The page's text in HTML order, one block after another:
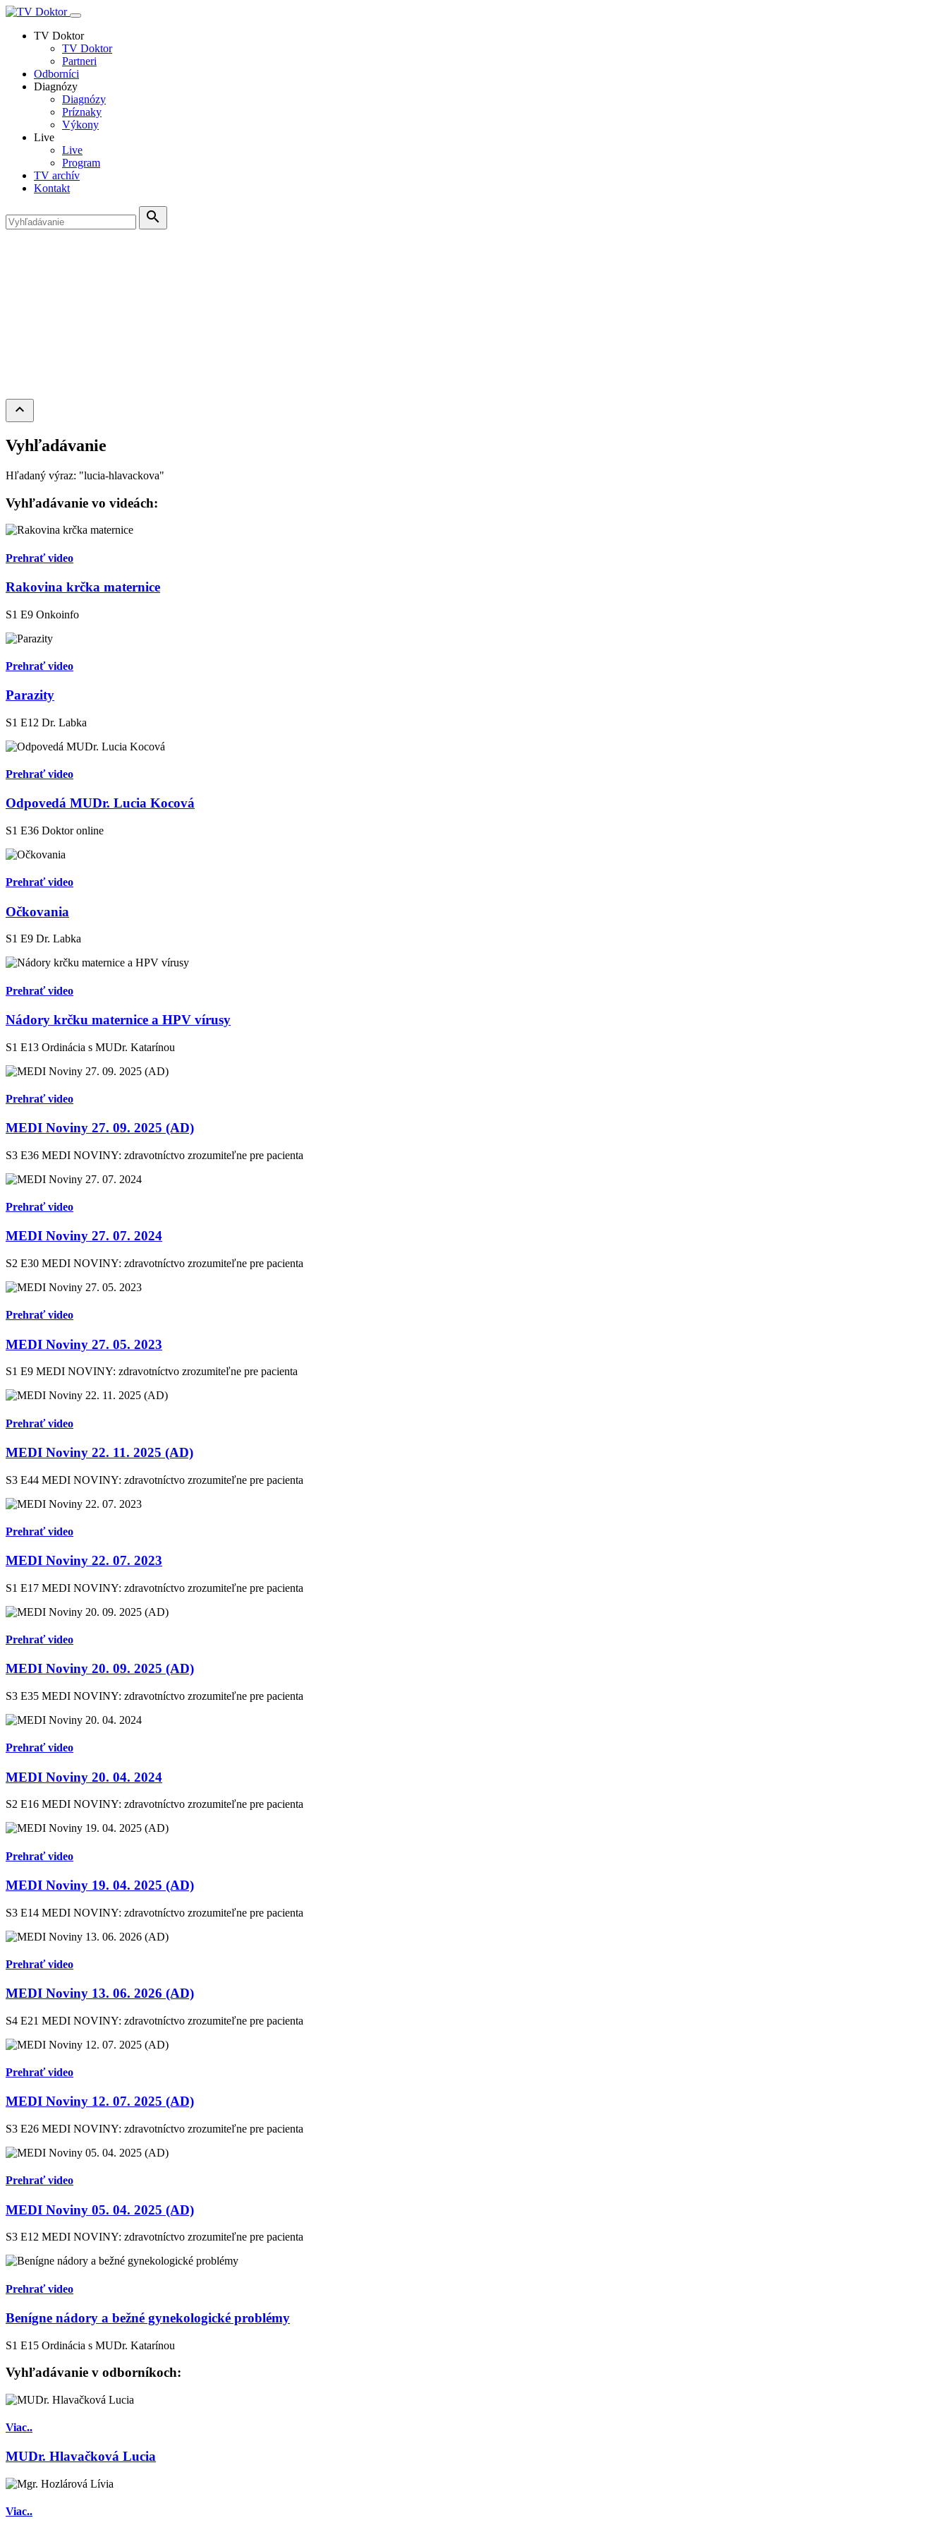
TV Doktor
TV Doktor
Partneri
Odborníci
Diagnózy
Diagnózy
Príznaky
Výkony
Live
Live
Program
TV archív
Kontakt
search
keyboard_arrow_up
Vyhľadávanie
Hľadaný výraz: "lucia-hlavackova"
Vyhľadávanie vo videách:
Prehrať video
Rakovina krčka maternice
S1 E9 Onkoinfo
Prehrať video
Parazity
S1 E12 Dr. Labka
Prehrať video
Odpovedá MUDr. Lucia Kocová
S1 E36 Doktor online
Prehrať video
Očkovania
S1 E9 Dr. Labka
Prehrať video
Nádory krčku maternice a HPV vírusy
S1 E13 Ordinácia s MUDr. Katarínou
Prehrať video
MEDI Noviny 27. 09. 2025 (AD)
S3 E36 MEDI NOVINY: zdravotníctvo zrozumiteľne pre pacienta
Prehrať video
MEDI Noviny 27. 07. 2024
S2 E30 MEDI NOVINY: zdravotníctvo zrozumiteľne pre pacienta
Prehrať video
MEDI Noviny 27. 05. 2023
S1 E9 MEDI NOVINY: zdravotníctvo zrozumiteľne pre pacienta
Prehrať video
MEDI Noviny 22. 11. 2025 (AD)
S3 E44 MEDI NOVINY: zdravotníctvo zrozumiteľne pre pacienta
Prehrať video
MEDI Noviny 22. 07. 2023
S1 E17 MEDI NOVINY: zdravotníctvo zrozumiteľne pre pacienta
Prehrať video
MEDI Noviny 20. 09. 2025 (AD)
S3 E35 MEDI NOVINY: zdravotníctvo zrozumiteľne pre pacienta
Prehrať video
MEDI Noviny 20. 04. 2024
S2 E16 MEDI NOVINY: zdravotníctvo zrozumiteľne pre pacienta
Prehrať video
MEDI Noviny 19. 04. 2025 (AD)
S3 E14 MEDI NOVINY: zdravotníctvo zrozumiteľne pre pacienta
Prehrať video
MEDI Noviny 13. 06. 2026 (AD)
S4 E21 MEDI NOVINY: zdravotníctvo zrozumiteľne pre pacienta
Prehrať video
MEDI Noviny 12. 07. 2025 (AD)
S3 E26 MEDI NOVINY: zdravotníctvo zrozumiteľne pre pacienta
Prehrať video
MEDI Noviny 05. 04. 2025 (AD)
S3 E12 MEDI NOVINY: zdravotníctvo zrozumiteľne pre pacienta
Prehrať video
Benígne nádory a bežné gynekologické problémy
S1 E15 Ordinácia s MUDr. Katarínou
Vyhľadávanie v odborníkoch:
Viac..
MUDr. Hlavačková Lucia
Viac..